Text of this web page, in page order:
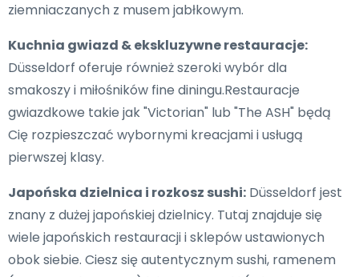
ziemniaczanych z musem jabłkowym.
Kuchnia gwiazd & ekskluzywne restauracje:
Düsseldorf oferuje również szeroki wybór dla
smakoszy i miłośników fine diningu.Restauracje
gwiazdkowe takie jak "Victorian" lub "The ASH" będą
Cię rozpieszczać wybornymi kreacjami i usługą
pierwszej klasy.
Japońska dzielnica i rozkosz sushi: Düsseldorf jest
znany z dużej japońskiej dzielnicy. Tutaj znajduje się
wiele japońskich restauracji i sklepów ustawionych
obok siebie. Ciesz się autentycznym sushi, ramenem